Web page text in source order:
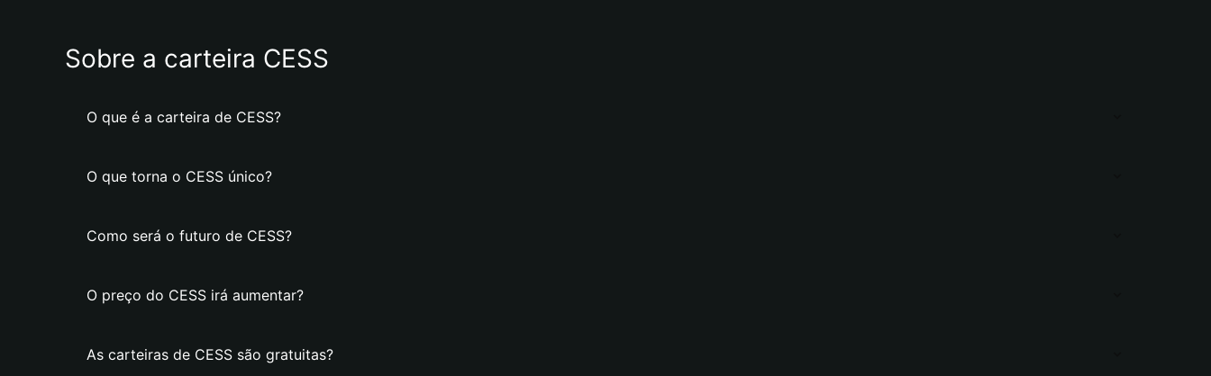
Sobre a carteira CESS
O que é a carteira de CESS?
O que torna o CESS único?
Como será o futuro de CESS?
O preço do CESS irá aumentar?
As carteiras de CESS são gratuitas?